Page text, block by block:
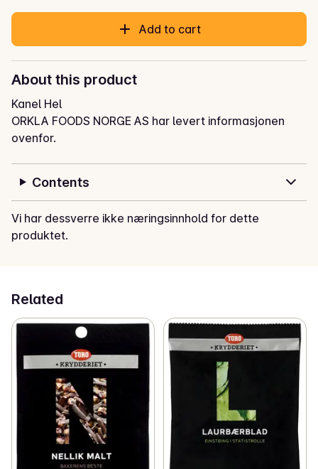
Add to cart
About this product
Kanel Hel
ORKLA FOODS NORGE AS har levert informasjonen
ovenfor.
Contents
Vi har dessverre ikke næringsinnhold for dette
produktet.
Related